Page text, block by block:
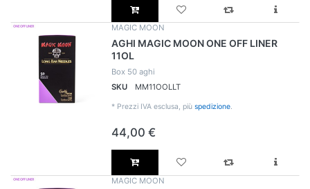
MAGIC MOON
AGHI MAGIC MOON ONE OFF LINER
11OL
Box 50 aghi
SKU
MM11OOLLT
* Prezzi IVA esclusa, più spedizione.
44,00 €
MAGIC MOON